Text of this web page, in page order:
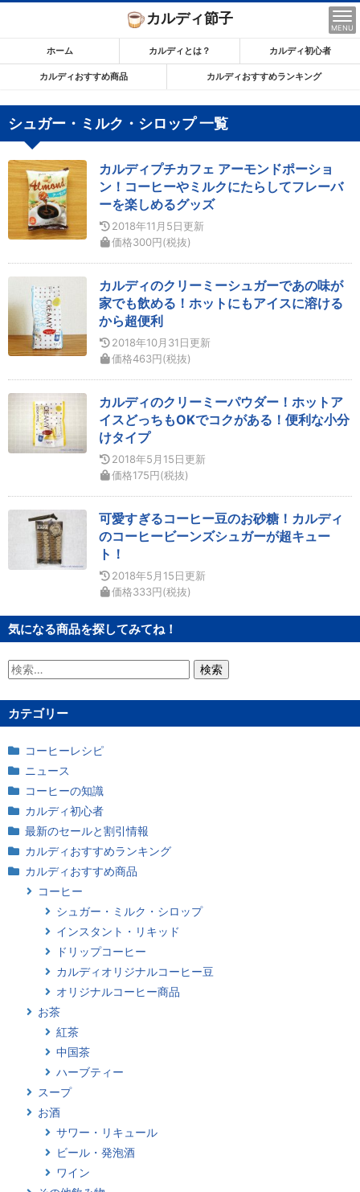
ン
ま
で
キ
す
カルディ節子
MENU
ホーム カルディとは？ カルディ初心者
カルディおすすめ商品 カルディおすすめランキング
シュガー・ミルク・シロップ 一覧
カルディプチカフェ アーモンドポーショ
ン！コーヒーやミルクにたらしてフレーバ
ーを楽しめるグッズ
2018年11月5日更新
価格300円(税抜)
カルディのクリーミーシュガーであの味が
家でも飲める！ホットにもアイスに溶ける
から超便利
2018年10月31日更新
価格463円(税抜)
カルディのクリーミーパウダー！ホットア
イスどっちもOKでコクがある！便利な小分
けタイプ
2018年5月15日更新
価格175円(税抜)
可愛すぎるコーヒー豆のお砂糖！カルディ
のコーヒービーンズシュガーが超キュー
ト！
2018年5月15日更新
価格333円(税抜)
気になる商品を探してみてね！
検
カテゴリー
コーヒーレシピ
ニュース
コーヒーの知識
カルディ初心者
最新のセールと割引情報
カルディおすすめランキング
カルディおすすめ商品
コーヒー
シュガー・ミルク・シロップ
インスタント・リキッド
ドリップコーヒー
カルディオリジナルコーヒー豆
オリジナルコーヒー商品
お茶
紅茶
中国茶
ハーブティー
スープ
お酒
サワー・リキュール
ビール・発泡酒
ワイン